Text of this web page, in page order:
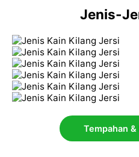
Jenis-
Tempahan